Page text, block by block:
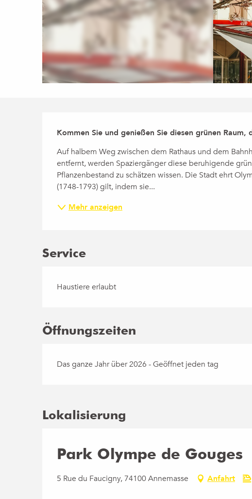
Beschreibung
Kommen Sie und genießen Sie diesen grünen Raum,
Auf halbem Weg zwischen dem Rathaus und dem
entfernt, werden Spaziergänger diese beruhigende
Pflanzenbestand zu schätzen wissen. Die Stadt ehrt
(1748-1793) gilt, indem sie...
Mehr anzeigen
Service
Haustiere erlaubt
Öffnungszeiten
Das ganze Jahr über 2026 - Geöffnet jeden tag
Lokalisierung
Park Olympe de Gouges
5 Rue du Faucigny, 74100 Annemasse Anfahrt